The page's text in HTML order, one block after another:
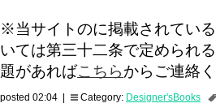
※当サイトのに掲載されてい
いては第三十二条で定められ
題があればこちらからご連絡
posted 02:04 | Category: Designer'sBooks